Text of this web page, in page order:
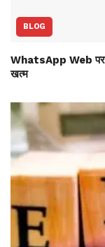
BLOG
WhatsApp Web पर
खत्म